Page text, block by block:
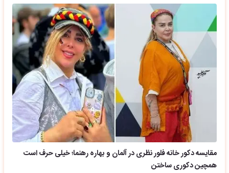
مقایسه دکور خانه فلور نظری در آلمان و بهاره رهنما؛ خیلی حرف است
همچین دکوری ساختن